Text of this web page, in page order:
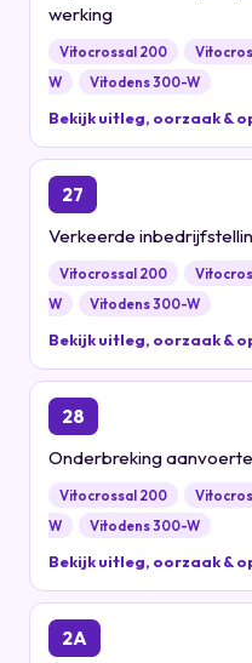
werking
Vitocrossal 200
W
Vitodens 300-W
Bekijk uitleg, oorzaak &
27
Verkeerde
Vitocrossal 200
W
Vitodens 300-W
Bekijk uitleg, oorzaak &
28
Onderbreking
Vitocrossal 200
W
Vitodens 300-W
Bekijk uitleg, oorzaak &
2A